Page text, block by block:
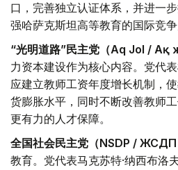
口，完善独立认证体系，并进一
强哈萨克斯坦高等教育的国际竞争
“光明道路”民主党（Aq Jol / Ақ
力资本建设作为核心内容。党代表
应建立教师工资年度增长机制，
货膨胀水平，同时不断改善教师
更有力的人才保障。
全国社会民主党（NSDP / ЖСДП
教育。党代表马克苏特·纳西布洛